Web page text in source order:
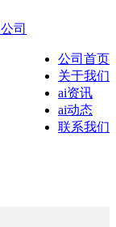
公司首页
关于我们
ai资讯
ai动态
联系我们